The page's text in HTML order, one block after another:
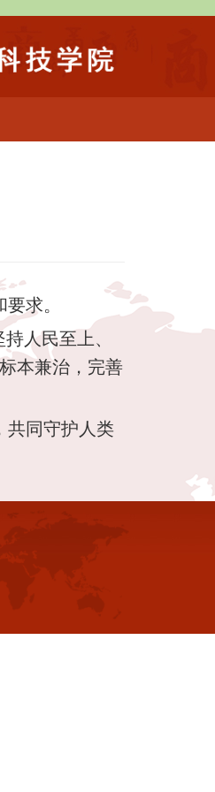
求。
人民至上、
本兼治，完善
共同守护人类